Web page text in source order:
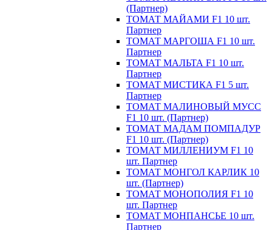
(Партнер)
ТОМАТ МАЙАМИ F1 10 шт.
Партнер
ТОМАТ МАРГОША F1 10 шт.
Партнер
ТОМАТ МАЛЬТА F1 10 шт.
Партнер
ТОМАТ МИСТИКА F1 5 шт.
Партнер
ТОМАТ МАЛИНОВЫЙ МУСС
F1 10 шт. (Партнер)
ТОМАТ МАДАМ ПОМПАДУР
F1 10 шт. (Партнер)
ТОМАТ МИЛЛЕНИУМ F1 10
шт. Партнер
ТОМАТ МОНГОЛ КАРЛИК 10
шт. (Партнер)
ТОМАТ МОНОПОЛИЯ F1 10
шт. Партнер
ТОМАТ МОНПАНСЬЕ 10 шт.
Партнер